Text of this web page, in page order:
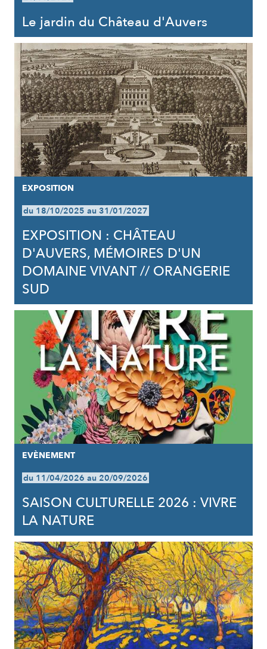
Le jardin du Château d'Auvers
EXPOSITION
du 18/10/2025 au 31/01/2027
EXPOSITION : CHÂTEAU
D'AUVERS, MÉMOIRES D'UN
DOMAINE VIVANT // ORANGERIE
SUD
EVÈNEMENT
du 11/04/2026 au 20/09/2026
SAISON CULTURELLE 2026 : VIVRE
LA NATURE